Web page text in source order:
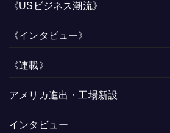
《USビジネス潮流》
《インタビュー》
《連載》
アメリカ進出・工場新設
インタビュー